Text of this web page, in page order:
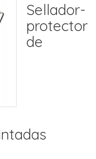
Sellador-
protector
de